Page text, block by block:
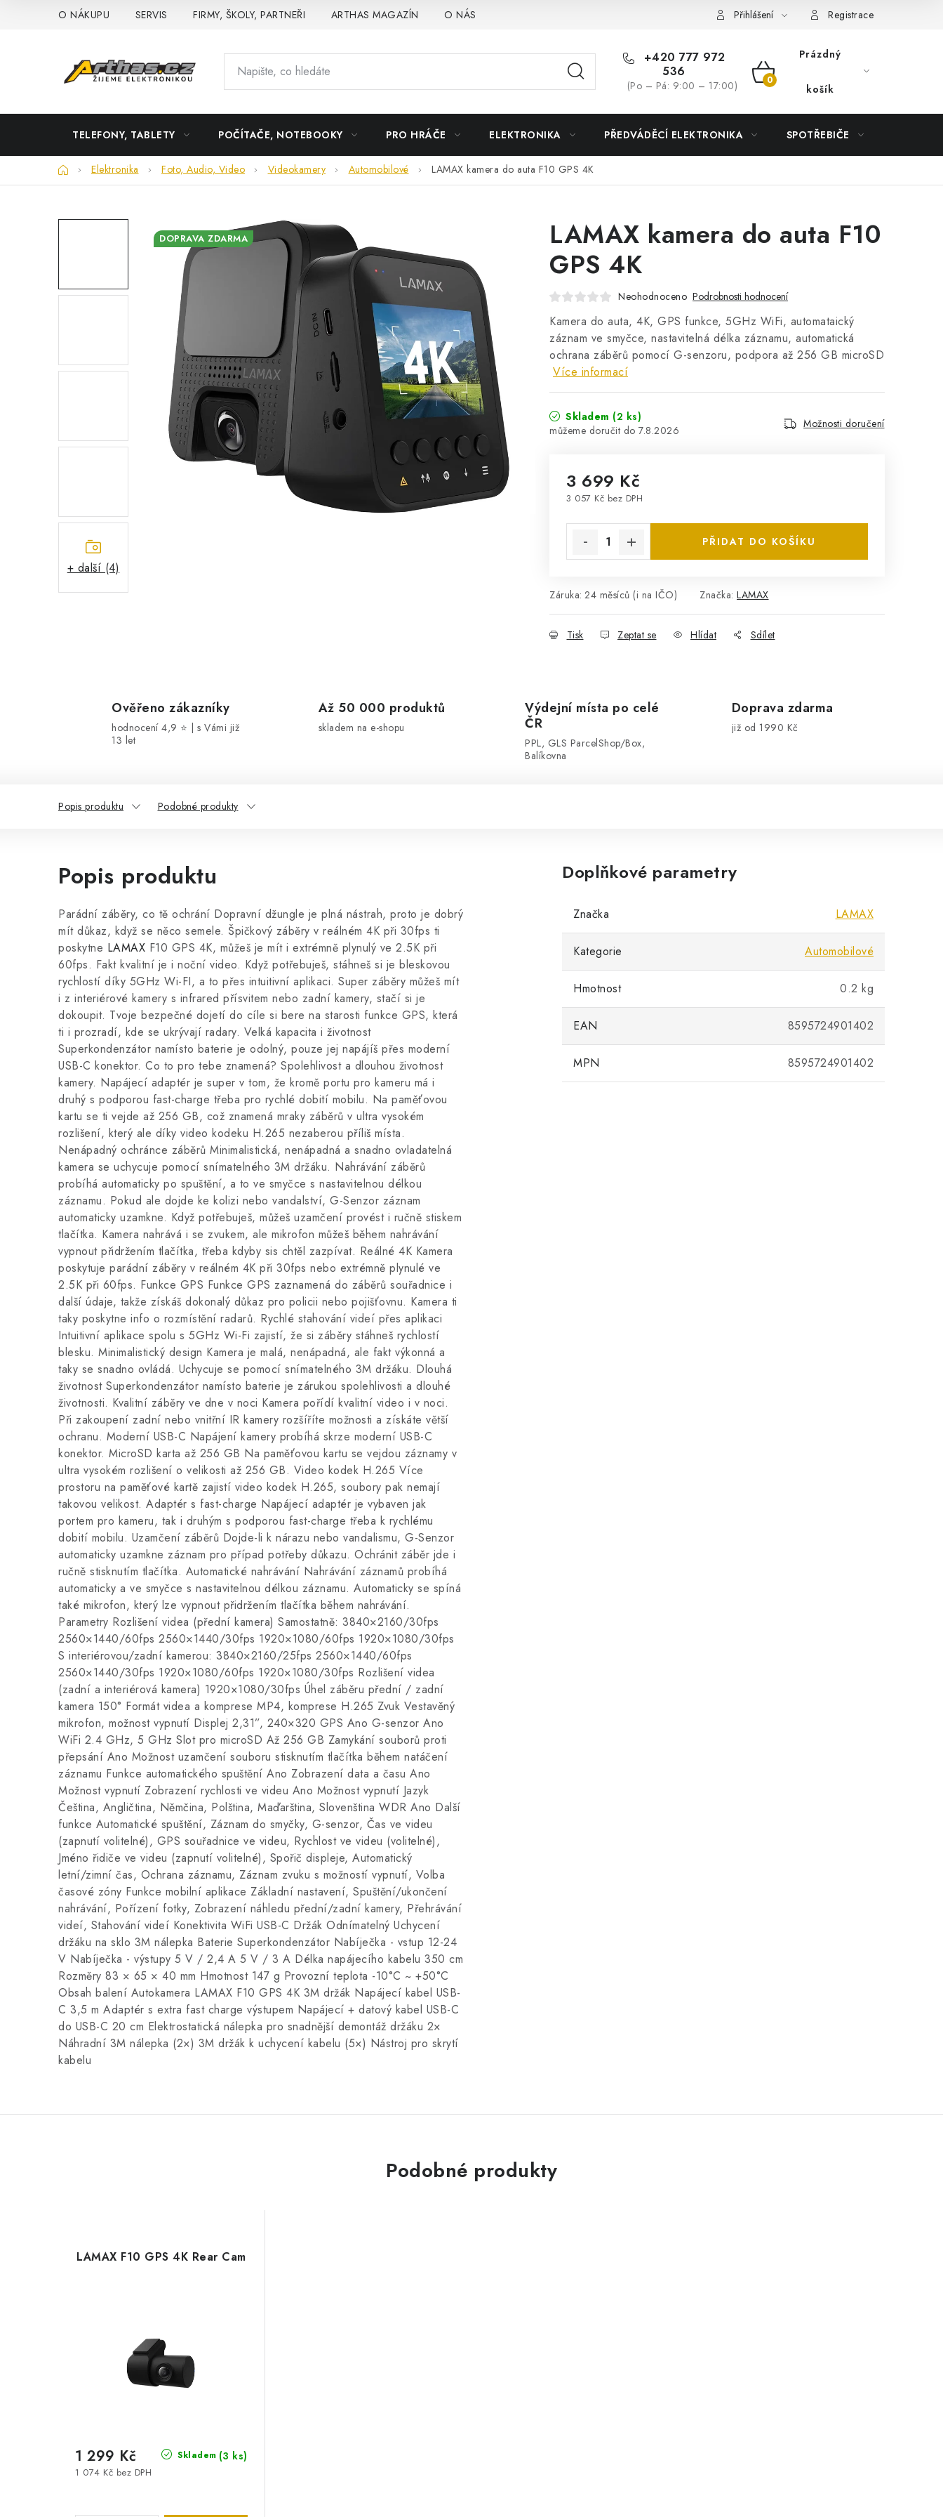
O NÁKUPU SERVIS FIRMY, ŠKOLY, PARTNEŘI ARTHAS MAGAZÍN O NÁS Přihlášení Registrace
+420 777 972
536
(Po – Pá: 9:00 – 17:00)
NÁKUPNÍ
Prázdný
košík
TELEFONY, TABLETY POČÍTAČE, NOTEBOOKY PRO HRÁČE ELEKTRONIKA PŘEDVÁDĚCÍ ELEKTRONIKA SPOTŘEBIČE
DomůElektronika Foto, Audio, Video Videokamery Automobilové LAMAX kamera do auta F10 GPS 4K
+ další (4)
LAMAX kamera do auta F10
GPS 4K
Neohodnoceno Podrobnosti hodnocení
Kamera do auta, 4K, GPS funkce, 5GHz WiFi, automataický
záznam ve smyčce, nastavitelná délka záznamu, automatická
ochrana záběrů pomocí G-senzoru, podpora až 256 GB microSD
Více informací
Skladem (2 ks)
7.8.2026
Možnosti doručení
3 699 Kč
3 057 Kč bez DPH
PŘIDAT DO KOŠÍKU
Záruka: 24 měsíců (i na IČO) Značka: LAMAX
Tisk Zeptat se Hlídat Sdílet
DOPRAVA ZDARMA
Ověřeno zákazníky
hodnocení 4,9 ⭐ | s Vámi již
13 let
Až 50 000 produktů
skladem na e-shopu
Výdejní místa po celé
ČR
PPL, GLS ParcelShop/Box,
Balíkovna
Doprava zdarma
již od 1990 Kč
Popis produktu Podobné produkty
Popis produktu
Parádní záběry, co tě ochrání Dopravní džungle je plná nástrah, proto je dobrý
mít důkaz, když se něco semele. Špičkový záběry v reálném 4K při 30fps ti
poskytne LAMAX F10 GPS 4K, můžeš je mít i extrémně plynulý ve 2.5K při
60fps. Fakt kvalitní je i noční video. Když potřebuješ, stáhneš si je bleskovou
rychlostí díky 5GHz Wi-FI, a to přes intuitivní aplikaci. Super záběry můžeš mít
i z interiérové kamery s infrared přísvitem nebo zadní kamery, stačí si je
dokoupit. Tvoje bezpečné dojetí do cíle si bere na starosti funkce GPS, která
ti i prozradí, kde se ukrývají radary. Velká kapacita i životnost
Superkondenzátor namísto baterie je odolný, pouze jej napájíš přes moderní
USB-C konektor. Co to pro tebe znamená? Spolehlivost a dlouhou životnost
kamery. Napájecí adaptér je super v tom, že kromě portu pro kameru má i
druhý s podporou fast-charge třeba pro rychlé dobití mobilu. Na paměťovou
kartu se ti vejde až 256 GB, což znamená mraky záběrů v ultra vysokém
rozlišení, který ale díky video kodeku H.265 nezaberou příliš místa.
Nenápadný ochránce záběrů Minimalistická, nenápadná a snadno ovladatelná
kamera se uchycuje pomocí snímatelného 3M držáku. Nahrávání záběrů
probíhá automaticky po spuštění, a to ve smyčce s nastavitelnou délkou
záznamu. Pokud ale dojde ke kolizi nebo vandalství, G-Senzor záznam
automaticky uzamkne. Když potřebuješ, můžeš uzamčení provést i ručně stiskem
tlačítka. Kamera nahrává i se zvukem, ale mikrofon můžeš během nahrávání
vypnout přidržením tlačítka, třeba kdyby sis chtěl zazpívat. Reálné 4K Kamera
poskytuje parádní záběry v reálném 4K při 30fps nebo extrémně plynulé ve
2.5K při 60fps. Funkce GPS Funkce GPS zaznamená do záběrů souřadnice i
další údaje, takže získáš dokonalý důkaz pro policii nebo pojišťovnu. Kamera ti
taky poskytne info o rozmístění radarů. Rychlé stahování videí přes aplikaci
Intuitivní aplikace spolu s 5GHz Wi-Fi zajistí, že si záběry stáhneš rychlostí
blesku. Minimalistický design Kamera je malá, nenápadná, ale fakt výkonná a
taky se snadno ovládá. Uchycuje se pomocí snímatelného 3M držáku. Dlouhá
životnost Superkondenzátor namísto baterie je zárukou spolehlivosti a dlouhé
životnosti. Kvalitní záběry ve dne v noci Kamera pořídí kvalitní video i v noci.
Při zakoupení zadní nebo vnitřní IR kamery rozšíříte možnosti a získáte větší
ochranu. Moderní USB-C Napájení kamery probíhá skrze moderní USB-C
konektor. MicroSD karta až 256 GB Na paměťovou kartu se vejdou záznamy v
ultra vysokém rozlišení o velikosti až 256 GB. Video kodek H.265 Více
prostoru na paměťové kartě zajistí video kodek H.265, soubory pak nemají
takovou velikost. Adaptér s fast-charge Napájecí adaptér je vybaven jak
portem pro kameru, tak i druhým s podporou fast-charge třeba k rychlému
dobití mobilu. Uzamčení záběrů Dojde-li k nárazu nebo vandalismu, G-Senzor
automaticky uzamkne záznam pro případ potřeby důkazu. Ochránit záběr jde i
ručně stisknutím tlačítka. Automatické nahrávání Nahrávání záznamů probíhá
automaticky a ve smyčce s nastavitelnou délkou záznamu. Automaticky se spíná
také mikrofon, který lze vypnout přidržením tlačítka během nahrávání.
Parametry Rozlišení videa (přední kamera) Samostatně: 3840×2160/30fps
2560×1440/60fps 2560×1440/30fps 1920×1080/60fps 1920×1080/30fps
S interiérovou/zadní kamerou: 3840×2160/25fps 2560×1440/60fps
2560×1440/30fps 1920×1080/60fps 1920×1080/30fps Rozlišení videa
(zadní a interiérová kamera) 1920×1080/30fps Úhel záběru přední / zadní
kamera 150° Formát videa a komprese MP4, komprese H.265 Zvuk Vestavěný
mikrofon, možnost vypnutí Displej 2,31”, 240×320 GPS Ano G-senzor Ano
WiFi 2.4 GHz, 5 GHz Slot pro microSD Až 256 GB Zamykání souborů proti
přepsání Ano Možnost uzamčení souboru stisknutím tlačítka během natáčení
záznamu Funkce automatického spuštění Ano Zobrazení data a času Ano
Možnost vypnutí Zobrazení rychlosti ve videu Ano Možnost vypnutí Jazyk
Čeština, Angličtina, Němčina, Polština, Maďarština, Slovenština WDR Ano Další
funkce Automatické spuštění, Záznam do smyčky, G-senzor, Čas ve videu
(zapnutí volitelné), GPS souřadnice ve videu, Rychlost ve videu (volitelné),
Jméno řidiče ve videu (zapnutí volitelné), Spořič displeje, Automatický
letní/zimní čas, Ochrana záznamu, Záznam zvuku s možností vypnutí, Volba
časové zóny Funkce mobilní aplikace Základní nastavení, Spuštění/ukončení
nahrávání, Pořízení fotky, Zobrazení náhledu přední/zadní kamery, Přehrávání
videí, Stahování videí Konektivita WiFi USB-C Držák Odnímatelný Uchycení
držáku na sklo 3M nálepka Baterie Superkondenzátor Nabíječka - vstup 12-24
V Nabíječka - výstupy 5 V / 2,4 A 5 V / 3 A Délka napájecího kabelu 350 cm
Rozměry 83 × 65 × 40 mm Hmotnost 147 g Provozní teplota -10°C ~ +50°C
Obsah balení Autokamera LAMAX F10 GPS 4K 3M držák Napájecí kabel USB-
C 3,5 m Adaptér s extra fast charge výstupem Napájecí + datový kabel USB-C
do USB-C 20 cm Elektrostatická nálepka pro snadnější demontáž držáku 2×
Náhradní 3M nálepka (2×) 3M držák k uchycení kabelu (5×) Nástroj pro skrytí
kabelu
Doplňkové parametry
Značka LAMAX
Kategorie Automobilové
Hmotnost 0.2 kg
EAN 8595724901402
MPN 8595724901402
Podobné produkty
LAMAX F10 GPS 4K Rear Cam
Skladem (3 ks)
1 074 Kč bez DPH
1 299 Kč